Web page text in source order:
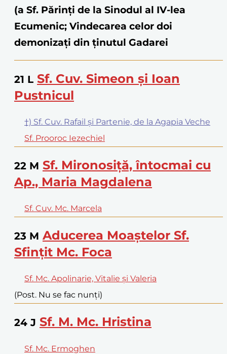
(a Sf. Părinţi de la Sinodul al IV-lea
Ecumenic; Vindecarea celor doi
demonizați din ținutul Gadarei
21 L Sf. Cuv. Simeon și Ioan
Pustnicul
†) Sf. Cuv. Rafail și Partenie, de la Agapia Veche
Sf. Prooroc Iezechiel
22 M Sf. Mironosiță, întocmai cu
Ap., Maria Magdalena
Sf. Cuv. Mc. Marcela
23 M Aducerea Moaștelor Sf.
Sfințit Mc. Foca
Sf. Mc. Apolinarie, Vitalie și Valeria
(Post. Nu se fac nunți)
24 J Sf. M. Mc. Hristina
Sf. Mc. Ermoghen